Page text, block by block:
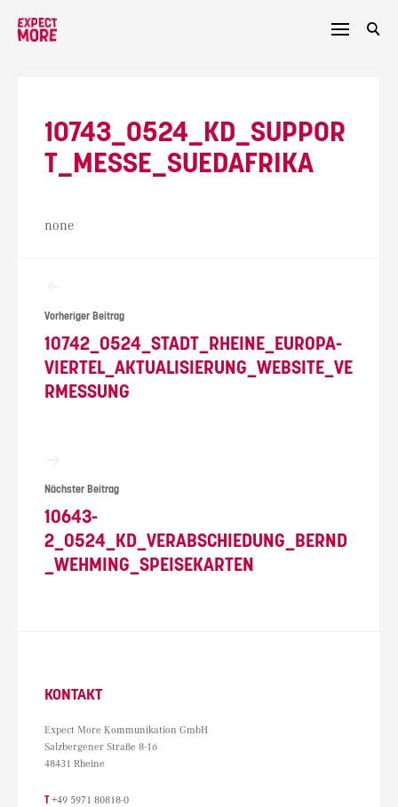
10743_0524_KD_SUPPOR
T_MESSE_SUEDAFRIKA
none
Vorheriger Beitrag
10742_0524_STADT_RHEINE_EUROPA-
VIERTEL_AKTUALISIERUNG_WEBSITE_VE
RMESSUNG
Nächster Beitrag
10643-
2_0524_KD_VERABSCHIEDUNG_BERND
_WEHMING_SPEISEKARTEN
KONTAKT
Expect More Kommunikation GmbH
Salzbergener Straße 8-16
48431 Rheine
T +49 5971 80818-0